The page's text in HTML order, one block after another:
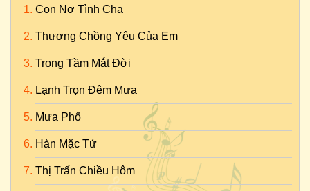
Con Nợ Tình Cha
Thương Chồng Yêu Của Em
Trong Tầm Mắt Đời
Lạnh Trọn Đêm Mưa
Mưa Phố
Hàn Mặc Tử
Thị Trấn Chiều Hôm